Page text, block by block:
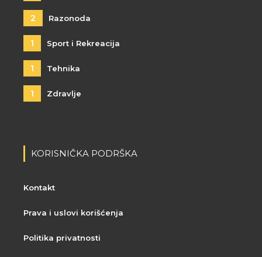
2 Razonoda
1 Sport i Rekreacija
1 Tehnika
1 Zdravlje
KORISNIČKA PODRŠKA
Kontakt
Prava i uslovi korišćenja
Politika privatnosti